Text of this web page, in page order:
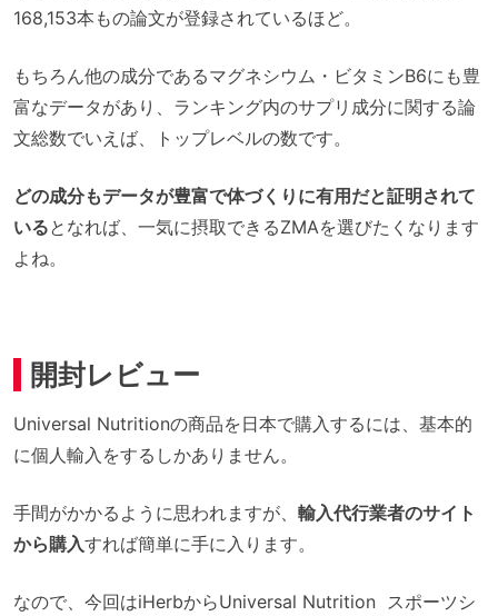
168,153本もの論文が登録されているほど。
もちろん他の成分であるマグネシウム・ビタミンB6にも豊
富なデータがあり、ランキング内のサプリ成分に関する論
文総数でいえば、トップレベルの数です。
どの成分もデータが豊富で体づくりに有用だと証明されて
いるとなれば、一気に摂取できるZMAを選びたくなります
よね。
開封レビュー
Universal Nutritionの商品を日本で購入するには、基本的
に個人輸入をするしかありません。
手間がかかるように思われますが、 輸入代行業者のサイト
から購入すれば簡単に手に入ります。
なので、今回はiHerbからUniversal Nutrition スポーツシ